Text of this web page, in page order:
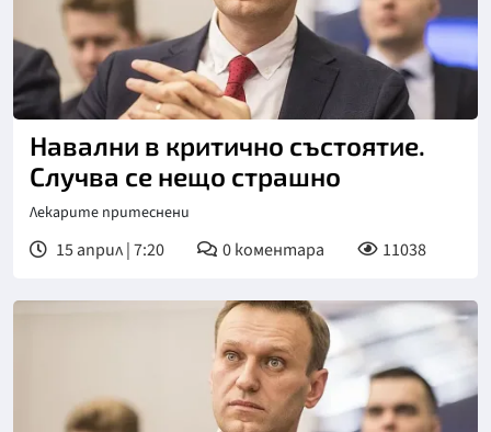
Навални в критично състоятие.
Случва се нещо страшно
Лекарите притеснени
15 април | 7:20 0коментара 11038